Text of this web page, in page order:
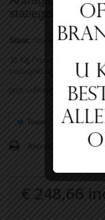
statiegeld
Staat: Nieuw product
33 Kg Propaan Volle
statiegeld of borg terug.
prijs vulling/omruil 33kg
Tweet Delen
Afdrukken
€ 248,66